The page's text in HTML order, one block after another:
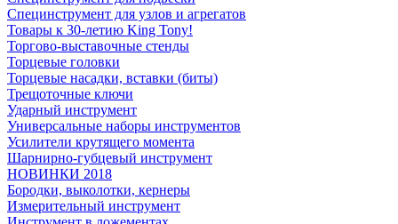
Специнструмент для узлов и агрегатов
Товары к 30-летию King Tony!
Торгово-выставочные стенды
Торцевые головки
Торцевые насадки, вставки (биты)
Трещоточные ключи
Ударный инструмент
Универсальные наборы инструментов
Усилители крутящего момента
Шарнирно-губцевый инструмент
НОВИНКИ 2018
Бородки, выколотки, кернеры
Измерительный инструмент